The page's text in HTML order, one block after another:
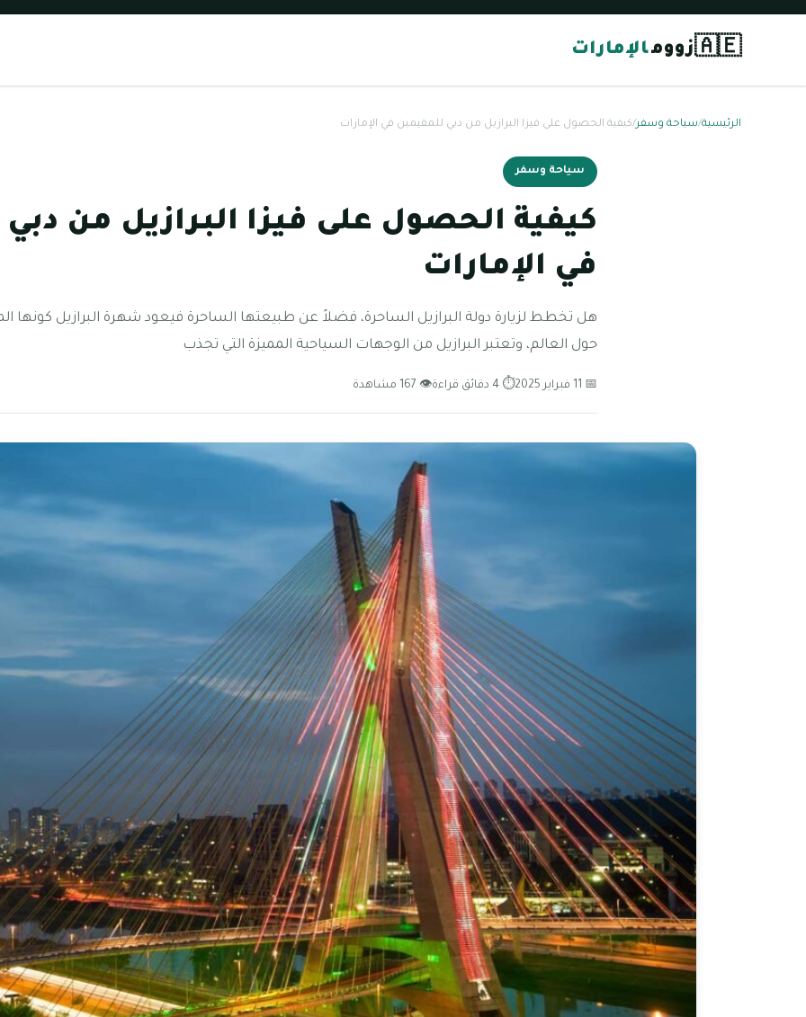
🇦🇪زوومالإمارات
الرئيسية/سياحة وسفر/كيفية الحصول على فيزا البرازيل من دبي للمقيمين في الإمارات
سياحة وسفر
كيفية الحصول على فيزا البرازيل من
في الإمارات
هل تخطط لزيارة دولة البرازيل الساحرة، فضلاً عن طبيعتها الساحرة فيعود شهرة البرازيل كونها
حول العالم، وتعتبر البرازيل من الوجهات السياحية المميزة التي تجذب
📅 11 فبراير 2025 ⏱ 4 دقائق قراءة 👁 167 مشاهدة